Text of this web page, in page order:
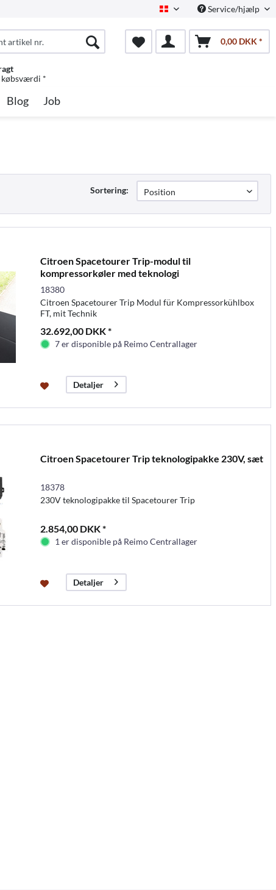
Dansk Service/hjælp
0,00 DKK *
købsværdi *
Blog Job
Sortering:
Citroen Spacetourer Trip-modul til
kompressorkøler med teknologi
18380
Citroen Spacetourer Trip Modul für Kompressorkühlbox
FT, mit Technik
32.692,00 DKK *
7 er disponible på Reimo Centrallager
Detaljer
Citroen Spacetourer Trip teknologipakke 230V, sæt
18378
230V teknologipakke til Spacetourer Trip
2.854,00 DKK *
1 er disponible på Reimo Centrallager
Detaljer